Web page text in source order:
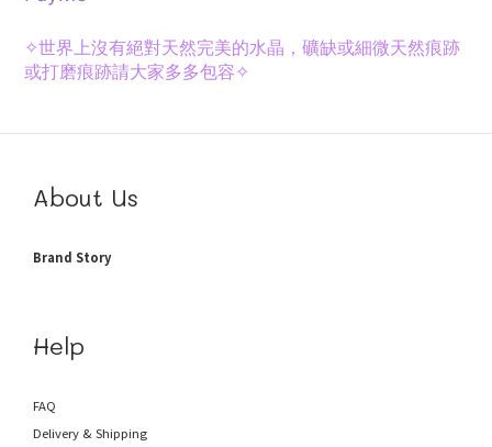
✧世界上沒有絕對天然完美的水晶，礦缺或細微天然痕跡
或打磨痕跡請大家多多包容✧
About Us
Brand Story
Help
FAQ
Delivery & Shipping